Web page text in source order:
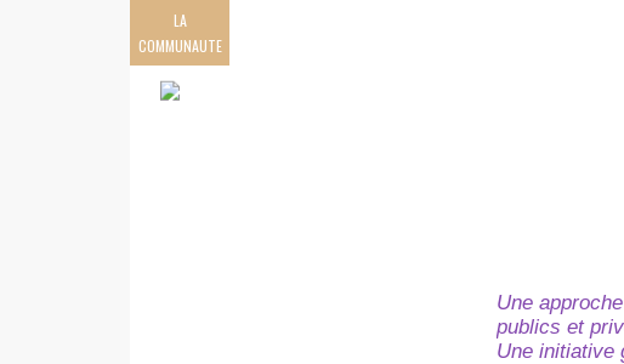
LA
COMMUNAUTE
Une
publics et
Une initiative